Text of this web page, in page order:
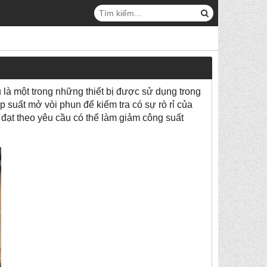
một trong những thiết bị được sử dụng trong
mở vòi phun để kiểm tra có sự rò rỉ của
theo yêu cầu có thể làm giảm công suất